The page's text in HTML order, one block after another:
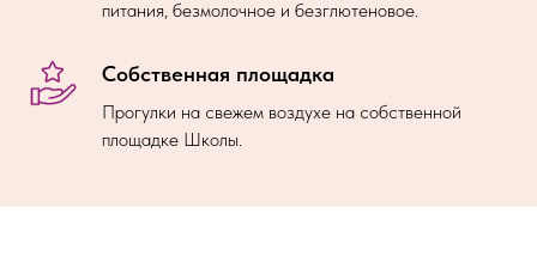
питания, безмолочное и безглютеновое.
Собственная площадка
Прогулки на свежем воздухе на собственной
площадке Школы.